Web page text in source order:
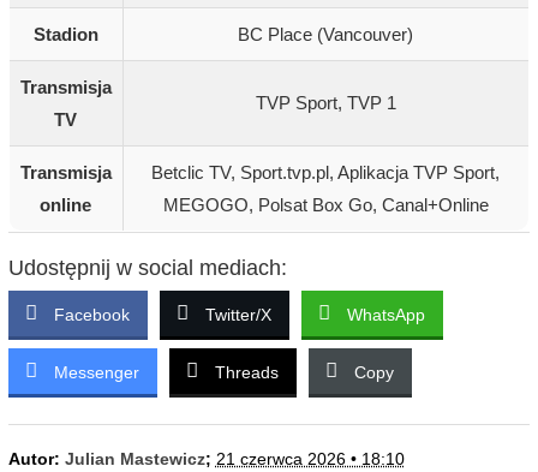
Stadion BC Place (Vancouver)
Transmisja
TV
TVP Sport, TVP 1
Transmisja
online
Betclic TV, Sport.tvp.pl, Aplikacja TVP Sport,
MEGOGO, Polsat Box Go, Canal+Online
Udostępnij w social mediach:
Facebook Twitter/X WhatsApp
Messenger Threads Copy
Autor: Julian Mastewicz; 21 czerwca 2026 • 18:10